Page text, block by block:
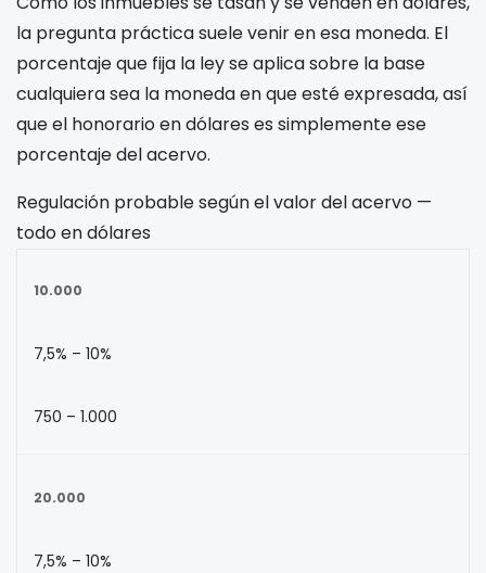
la pregunta práctica suele venir en esa moneda. El
porcentaje que fija la ley se aplica sobre la base
cualquiera sea la moneda en que esté expresada, así
que el honorario en dólares es simplemente ese
porcentaje del acervo.
Regulación probable según el valor del acervo —
todo en dólares
10.000
7,5% – 10%
750 – 1.000
20.000
7,5% – 10%